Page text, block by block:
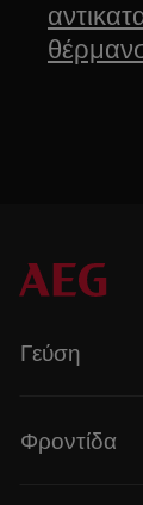
Γεύση
Φροντίδα